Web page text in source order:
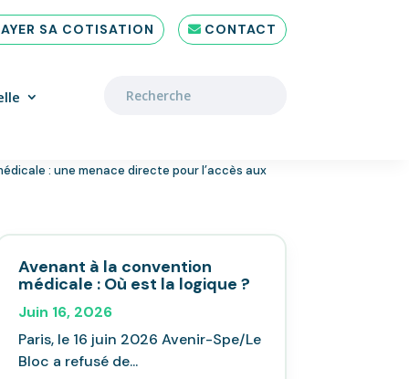
SA COTISATION CONTACT
: une menace directe pour l’accès aux
Avenant à la convention
médicale : Où est la logique ?
Juin 16, 2026
Paris, le 16 juin 2026 Avenir-Spe/Le
Bloc a refusé de...